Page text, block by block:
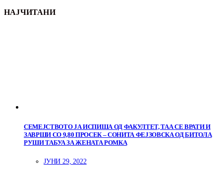
НАЈЧИТАНИ
СЕМЕЈСТВОТО ЈА ИСПИША ОД ФАКУЛТЕТ, ТАА СЕ ВРАТИ И
ЗАВРШИ СО 9,80 ПРОСЕК – СОНИТА ФЕЈЗОВСКА ОД БИТОЛА
РУШИ ТАБУА ЗА ЖЕНАТА РОМКА
ЈУНИ 29, 2022